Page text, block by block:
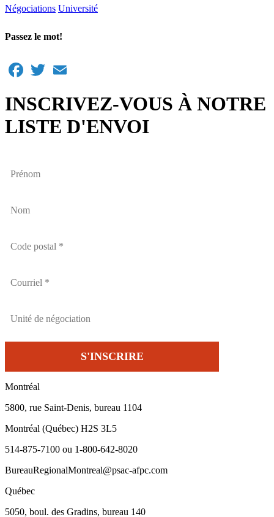
Négociations Université
Passez le mot!
Facebook
Twitter
INSCRIVEZ-VOUS À NOTRE
LISTE D'ENVOI
Montréal
5800, rue Saint-Denis, bureau 1104
Montréal (Québec) H2S 3L5
514-875-7100 ou 1-800-642-8020
BureauRegionalMontreal@psac-afpc.com
Québec
5050, boul. des Gradins, bureau 140